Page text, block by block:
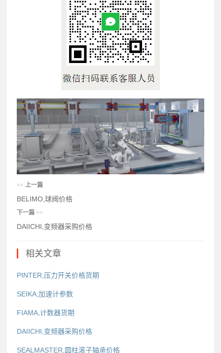
<< 上一篇
BELIMO,球阀价格
下一篇 >>
DAIICHI,变频器采购价格
相关文章
PINTER,压力开关价格货期
SEIKA,加速计参数
FIAMA,计数器货期
DAIICHI,变频器采购价格
SEALMASTER,圆柱滚子轴承价格